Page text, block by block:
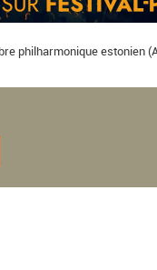
philharmonique estonien